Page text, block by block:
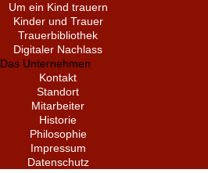
Um ein Kind trauern
Kinder und Trauer
Trauerbibliothek
Digitaler Nachlass
Das Unternehmen
Kontakt
Standort
Mitarbeiter
Historie
Philosophie
Impressum
Datenschutz